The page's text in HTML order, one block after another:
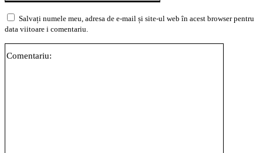
Salvați numele meu, adresa de e-mail și site-ul web în acest browser pentru
data viitoare i comentariu.